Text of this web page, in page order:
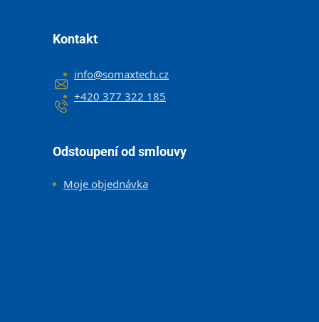
Kontakt
info@somaxtech.cz
+420 377 322 185
Odstoupení od smlouvy
Moje objednávka